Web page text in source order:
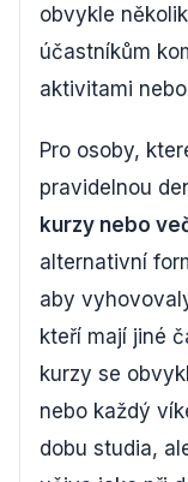
obvykle
účastníkům
aktivitami
Pro osoby,
pravidelnou
kurzy nebo
alternativní
aby
kteří mají jiné
kurzy se
nebo každý
dobu studia,